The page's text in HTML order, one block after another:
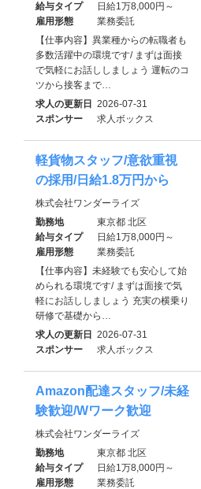
給与タイプ
日給1万8,000円～
雇用形態
業務委託
【仕事内容】異業種からの転職者も
多数活躍中の環境です/ まずは面接
で気軽にお話ししましょう 運転のコ
ツから接客まで…
求人の更新日
2026-07-31
スポンサー
求人ボックス
軽貨物スタッフ/意欲重視
の採用/日給1.8万円から
株式会社ワンダーライズ
勤務地
東京都 北区
給与タイプ
日給1万8,000円～
雇用形態
業務委託
【仕事内容】未経験でも安心して始
められる環境です/ まずは面接で気
軽にお話ししましょう 充実の横乗り
研修で基礎から…
求人の更新日
2026-07-31
スポンサー
求人ボックス
Amazon配達スタッフ/未経
験歓迎/Wワーク歓迎
株式会社ワンダーライズ
勤務地
東京都 北区
給与タイプ
日給1万8,000円～
雇用形態
業務委託